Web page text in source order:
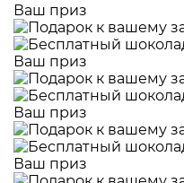
Ваш приз
Ваш приз
Ваш приз
Ваш приз